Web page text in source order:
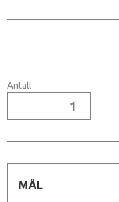
Antall
MÅL